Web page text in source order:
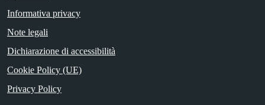
Informativa privacy
Note legali
Dichiarazione di accessibilità
Cookie Policy (UE)
Privacy Policy